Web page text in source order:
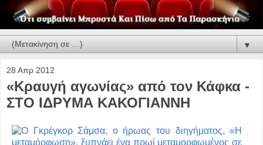
▼
28 Απρ 2012
«Κραυγή αγωνίας» από τον Κάφκα -
ΣΤΟ ΙΔΡΥΜΑ ΚΑΚΟΓΙΑΝΝΗ